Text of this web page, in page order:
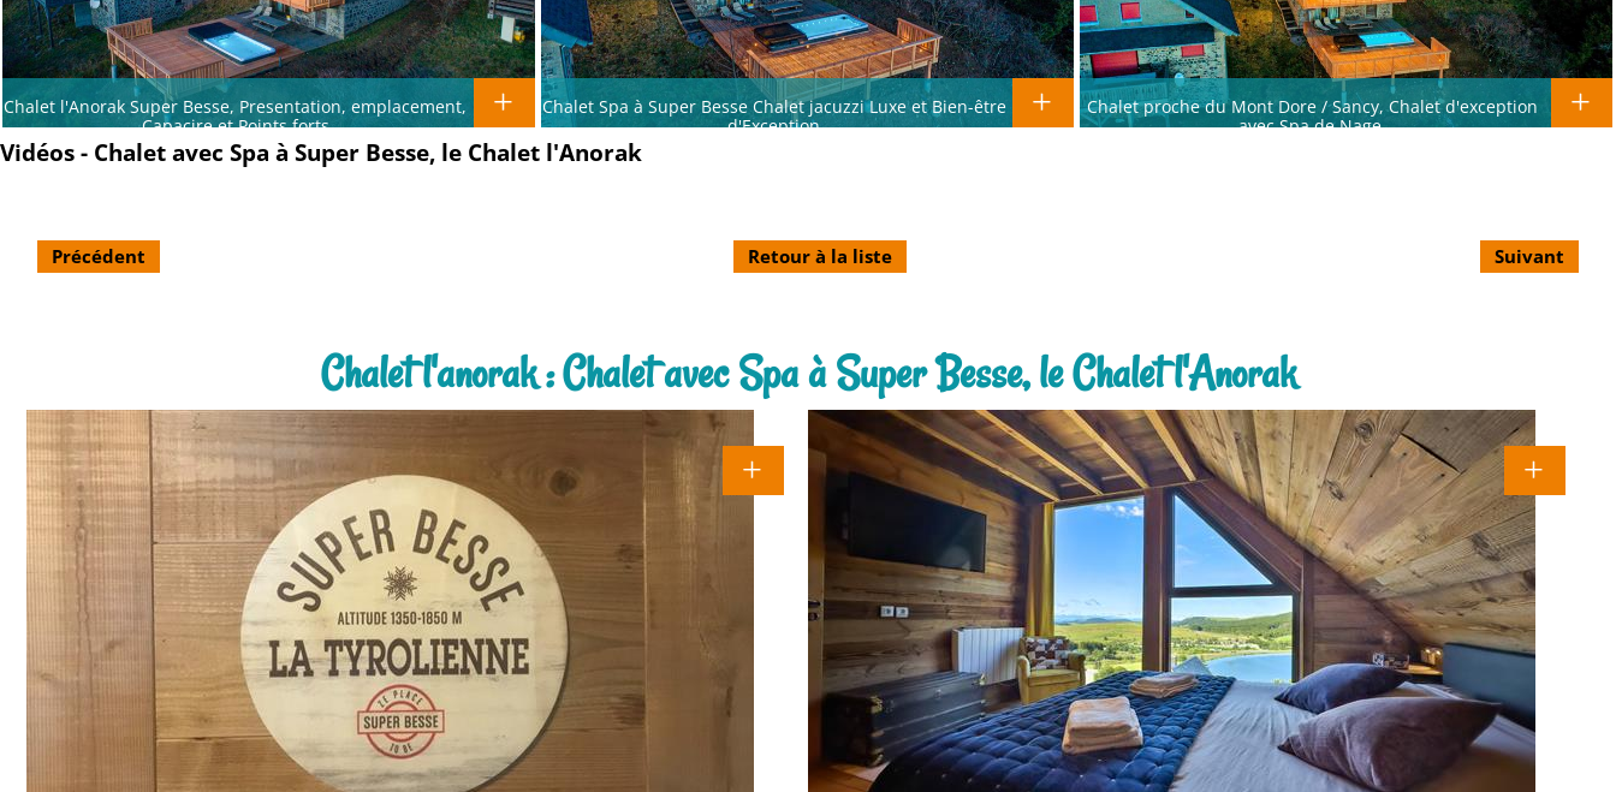
Chalet l'Anorak Super Besse, Presentation, emplacement,
Capacire et Points forts
Chalet Spa à Super Besse Chalet jacuzzi Luxe et Bien-être
d'Exception
Chalet proche du Mont Dore / Sancy, Chalet d'exception
avec Spa de Nage.
Vidéos - Chalet avec Spa à Super Besse, le Chalet l'Anorak
Précédent Retour à la liste Suivant
Chalet l'anorak : Chalet avec Spa à Super Besse, le Chalet l'Anorak